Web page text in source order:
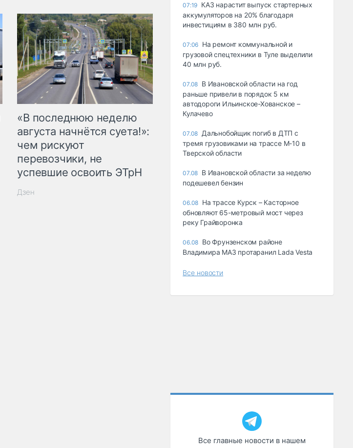
«В последнюю неделю
августа начнётся суета!»:
чем рискуют
перевозчики, не
успевшие освоить ЭТрН
Дзен
07:19 КАЗ нарастит выпуск стартерных
аккумуляторов на 20% благодаря
инвестициям в 380 млн руб.
07:06 На ремонт коммунальной и
грузовой спецтехники в Туле выделили
40 млн руб.
07.08 В Ивановской области на год
раньше привели в порядок 5 км
автодороги Ильинское-Хованское –
Кулачево
07.08 Дальнобойщик погиб в ДТП с
тремя грузовиками на трассе М-10 в
Тверской области
07.08 В Ивановской области за неделю
подешевел бензин
06.08 На трассе Курск – Касторное
обновляют 65-метровый мост через
реку Грайворонка
06.08 Во Фрунзенском районе
Владимира МАЗ протаранил Lada Vesta
Все новости
Все главные новости в нашем